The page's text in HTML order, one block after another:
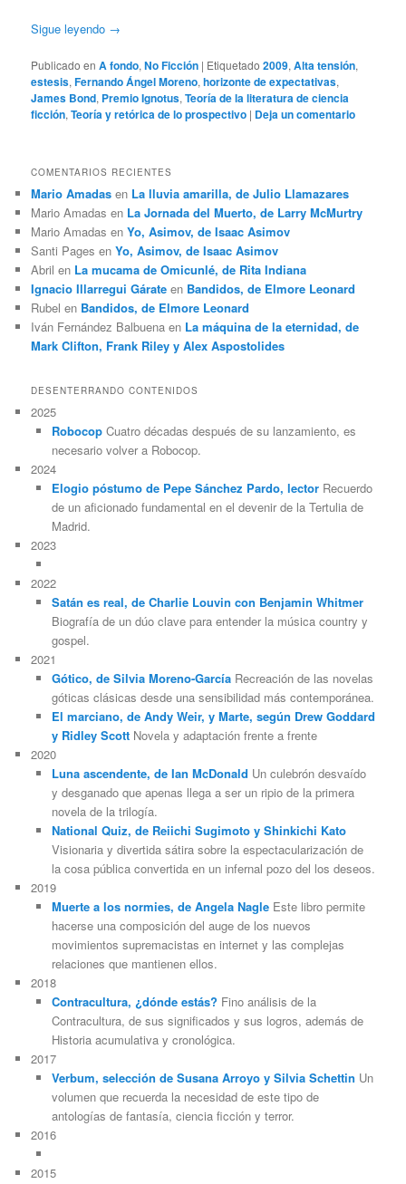
Sigue leyendo →
Publicado en A fondo,No Ficción | Etiquetado 2009,Alta tensión,
estesis,Fernando Ángel Moreno,horizonte de expectativas,
James Bond, Premio Ignotus,Teoría de la literatura de ciencia
ficción,Teoría y retórica de lo prospectivo | Deja un comentario
COMENTARIOS RECIENTES
Mario Amadas en La lluvia amarilla, de Julio Llamazares
Mario Amadas en La Jornada del Muerto, de Larry McMurtry
Mario Amadas enYo, Asimov, de Isaac Asimov
Santi Pages enYo, Asimov, de Isaac Asimov
Abril en La mucama de Omicunlé, de Rita Indiana
Ignacio Illarregui Gárate en Bandidos, de Elmore Leonard
Rubel en Bandidos, de Elmore Leonard
Iván Fernández Balbuena en La máquina de la eternidad, de
Mark Clifton, Frank Riley y Alex Aspostolides
DESENTERRANDO CONTENIDOS
2025
RobocopCuatro décadas después de su lanzamiento, es
necesario volver a Robocop.
2024
Elogio póstumo de Pepe Sánchez Pardo, lectorRecuerdo
de un aficionado fundamental en el devenir de la Tertulia de
Madrid.
2023
2022
Satán es real, de Charlie Louvin con Benjamin Whitmer
Biografía de un dúo clave para entender la música country y
gospel.
2021
Gótico, de Silvia Moreno-GarcíaRecreación de las novelas
góticas clásicas desde una sensibilidad más contemporánea.
El marciano, de Andy Weir, y Marte, según Drew Goddard
y Ridley ScottNovela y adaptación frente a frente
2020
Luna ascendente, de Ian McDonald Un culebrón desvaído
y desganado que apenas llega a ser un ripio de la primera
novela de la trilogía.
National Quiz, de Reiichi Sugimoto y Shinkichi Kato
Visionaria y divertida sátira sobre la espectacularización de
la cosa pública convertida en un infernal pozo del los deseos.
2019
Muerte a los normies, de Angela NagleEste libro permite
hacerse una composición del auge de los nuevos
movimientos supremacistas en internet y las complejas
relaciones que mantienen ellos.
2018
Contracultura, ¿dónde estás? Fino análisis de la
Contracultura, de sus significados y sus logros, además de
Historia acumulativa y cronológica.
2017
Verbum, selección de Susana Arroyo y Silvia Schettin Un
volumen que recuerda la necesidad de este tipo de
antologías de fantasía, ciencia ficción y terror.
2016
2015